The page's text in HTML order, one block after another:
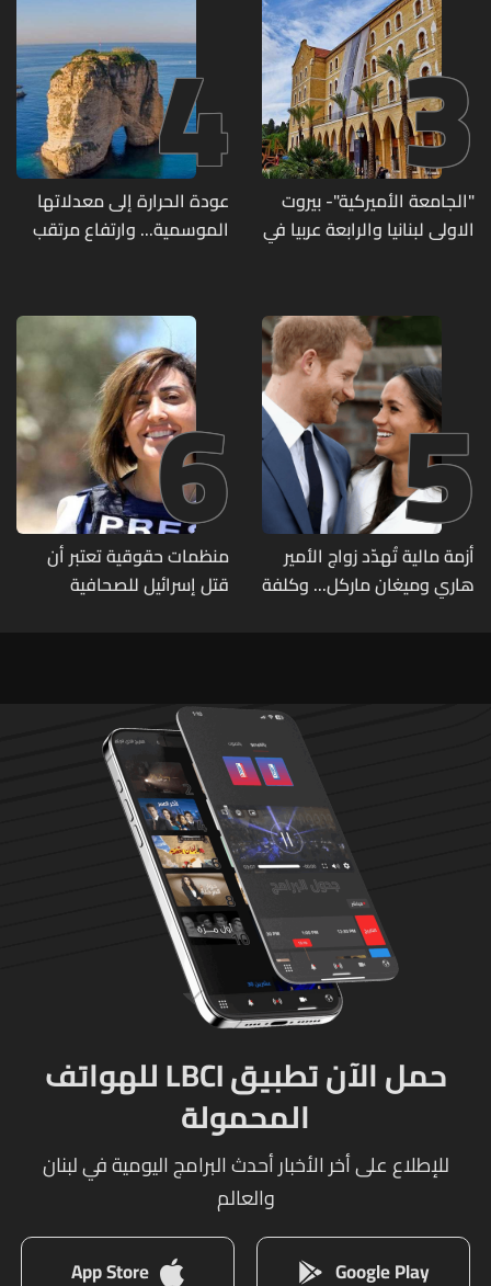
3
"الجامعة الأميركية"- بيروت
الاولى لبنانيا والرابعة عربيا في
4
عودة الحرارة إلى معدلاتها
الموسمية... وارتفاع مرتقب
5
أزمة مالية تُهدّد زواج الأمير
هاري وميغان ماركل... وكلفة
6
منظمات حقوقية تعتبر أن
قتل إسرائيل للصحافية
حمل الآن تطبيق LBCI للهواتف
المحمولة
للإطلاع على أخر الأخبار أحدث البرامج اليومية في لبنان
والعالم
Google Play
App Store